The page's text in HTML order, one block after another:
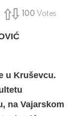
100 Votes
u Kruševcu.
na Vajarskom